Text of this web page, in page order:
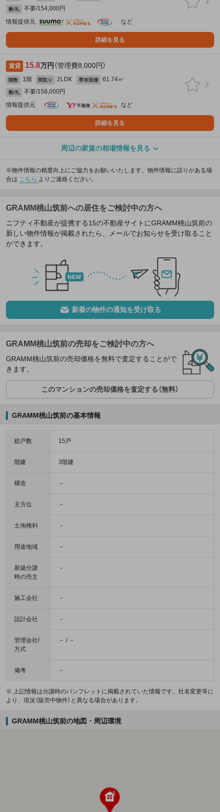
敷/礼
不要/154,000円
情報提供元
など
詳細を見る
賃貸 15.8万円 （管理費8,000円）
階数 1階 間取り 2LDK 専有面積 61.74㎡
敷/礼
不要/158,000円
情報提供元
など
詳細を見る
周辺の家賃の相場情報を見る
※物件情報の精度向上にご協力をお願いいたします。物件情報に誤りがある場
合は こちら よりご連絡ください。
GRAMM桃山筑前への居住をご検討中の方へ
ニフティ不動産が提携する15の不動産サイトにGRAMM桃山筑前の
新しい物件情報が掲載されたら、メールでお知らせを受け取ること
ができます。
新着の物件の通知を受け取る
GRAMM桃山筑前の売却をご検討中の方へ
GRAMM桃山筑前の売却価格を無料で査定することがで
きます。
このマンションの売却価格を査定する（無料）
GRAMM桃山筑前の基本情報
総戸数 15戸
階建 3階建
構造 －
主方位 －
土地権利 －
用途地域 －
新築分譲
時の売主
－
施工会社 －
設計会社 －
管理会社/
方式
－ / －
備考 －
※ 上記情報は分譲時のパンフレットに掲載されていた情報です。社名変更等に
より、現況（販売中物件）と異なる場合があります。
GRAMM桃山筑前の地図・周辺環境